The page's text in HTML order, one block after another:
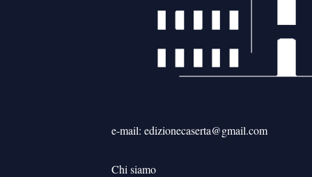
e-mail: edizionecaserta@gmail.com
Chi siamo